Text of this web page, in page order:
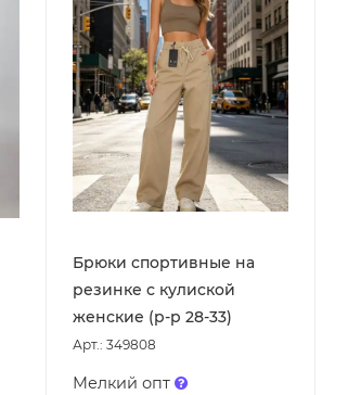
Брюки спортивные на
резинке с кулиской
женские (р-р 28-33)
Арт.: 349808
Мелкий опт